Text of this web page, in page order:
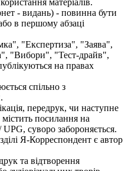
матеріалів.
- видань) - повинна бути
в першому абзаці
"Експертиза", "Заява",
"Вибори", "Тест-драйв",
на правах
спільно з
передрук, чи наступне
посилання на
суворо забороняється.
Я-Корреспондент є автор
та відтворення